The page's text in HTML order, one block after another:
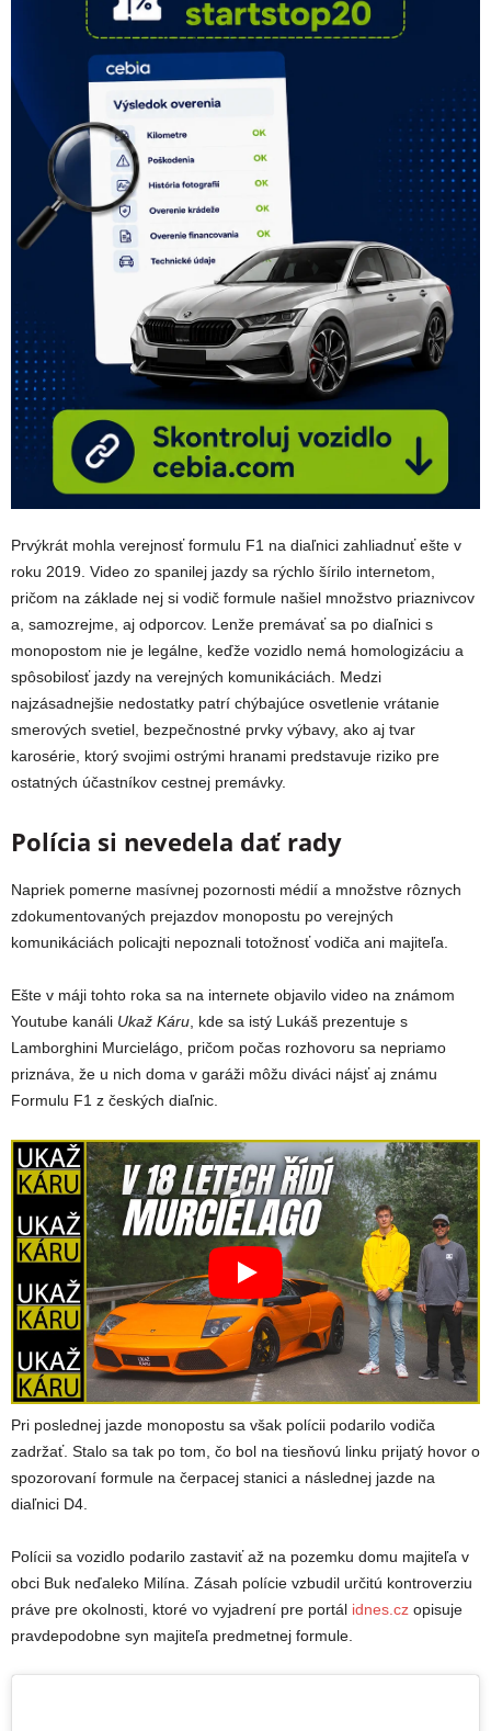
Prvýkrát mohla verejnosť formulu F1 na diaľnici zahliadnuť ešte v
roku 2019. Video zo spanilej jazdy sa rýchlo šírilo internetom,
pričom na základe nej si vodič formule našiel množstvo priaznivcov
a, samozrejme, aj odporcov. Lenže premávať sa po diaľnici s
monopostom nie je legálne, keďže vozidlo nemá homologizáciu a
spôsobilosť jazdy na verejných komunikáciách. Medzi
najzásadnejšie nedostatky patrí chýbajúce osvetlenie vrátanie
smerových svetiel, bezpečnostné prvky výbavy, ako aj tvar
karosérie, ktorý svojimi ostrými hranami predstavuje riziko pre
ostatných účastníkov cestnej premávky.
Polícia si nevedela dať rady
Napriek pomerne masívnej pozornosti médií a množstve rôznych
zdokumentovaných prejazdov monopostu po verejných
komunikáciách policajti nepoznali totožnosť vodiča ani majiteľa.
Ešte v máji tohto roka sa na internete objavilo video na známom
Youtube kanáli Ukaž Káru, kde sa istý Lukáš prezentuje s
Lamborghini Murcielágo, pričom počas rozhovoru sa nepriamo
priznáva, že u nich doma v garáži môžu diváci nájsť aj známu
Formulu F1 z českých diaľnic.
Pri poslednej jazde monopostu sa však polícii podarilo vodiča
zadržať. Stalo sa tak po tom, čo bol na tiesňovú linku prijatý hovor o
spozorovaní formule na čerpacej stanici a následnej jazde na
diaľnici D4.
Polícii sa vozidlo podarilo zastaviť až na pozemku domu majiteľa v
obci Buk neďaleko Milína. Zásah polície vzbudil určitú kontroverziu
práve pre okolnosti, ktoré vo vyjadrení pre portál idnes.cz opisuje
pravdepodobne syn majiteľa predmetnej formule.